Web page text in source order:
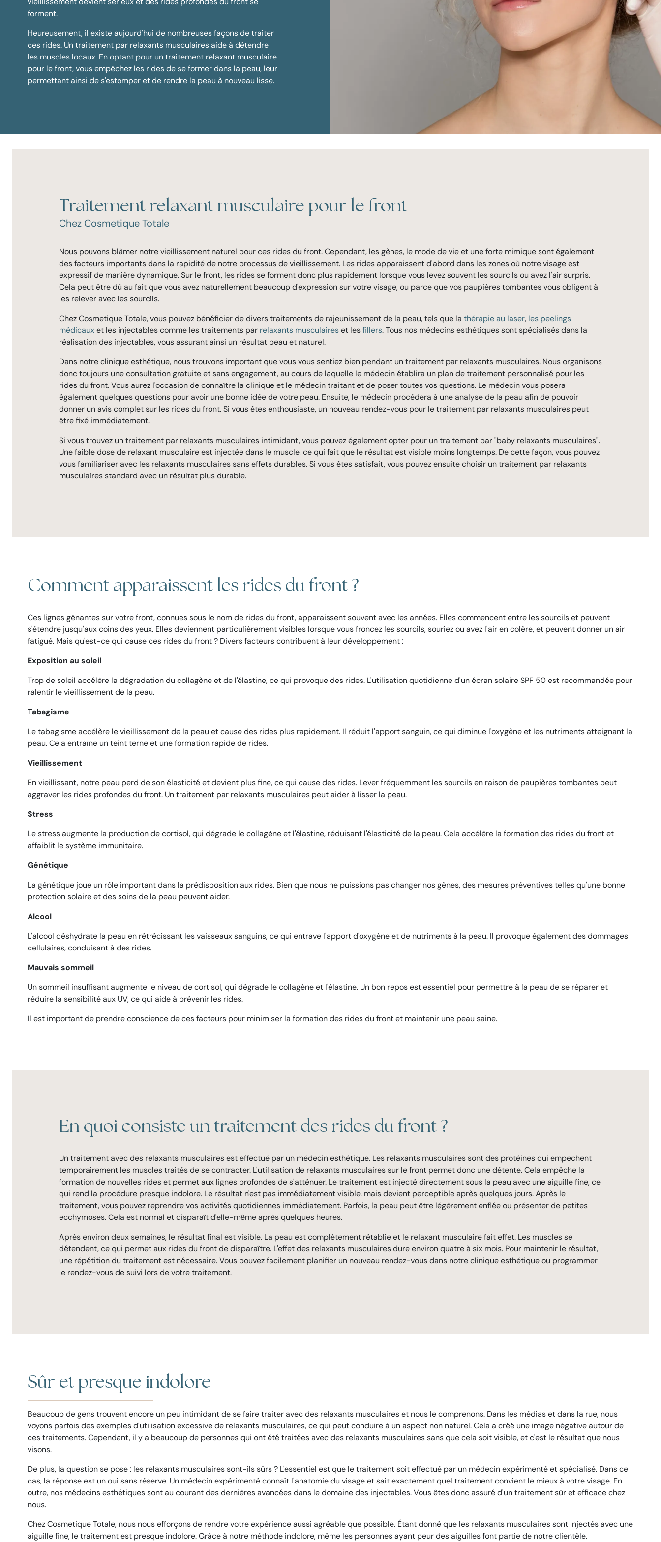
forment.
Heureusement, il existe aujourd'hui de nombreuses façons de traiter
ces rides. Un traitement par relaxants musculaires aide à détendre
les muscles locaux. En optant pour un traitement relaxant musculaire
pour le front, vous empêchez les rides de se former dans la peau, leur
permettant ainsi de s'estomper et de rendre la peau à nouveau lisse.
Traitement relaxant musculaire pour le front
Chez Cosmetique Totale
Nous pouvons blâmer notre vieillissement naturel pour ces rides du front. Cependant, les gènes, le mode de vie et une forte mimique sont également
des facteurs importants dans la rapidité de notre processus de vieillissement. Les rides apparaissent d'abord dans les zones où notre visage est
expressif de manière dynamique. Sur le front, les rides se forment donc plus rapidement lorsque vous levez souvent les sourcils ou avez l'air surpris.
Cela peut être dû au fait que vous avez naturellement beaucoup d'expression sur votre visage, ou parce que vos paupières tombantes vous obligent à
les relever avec les sourcils.
Chez Cosmetique Totale, vous pouvez bénéficier de divers traitements de rajeunissement de la peau, tels que la thérapie au laser, les peelings
médicauxet les injectables comme les traitements par relaxants musculaireset lesfillers. Tous nos médecins esthétiques sont spécialisés dans la
réalisation des injectables, vous assurant ainsi un résultat beau et naturel.
Dans notre clinique esthétique, nous trouvons important que vous vous sentiez bien pendant un traitement par relaxants musculaires. Nous organisons
donc toujours une consultation gratuite et sans engagement, au cours de laquelle le médecin établira un plan de traitement personnalisé pour les
rides du front. Vous aurez l'occasion de connaître la clinique et le médecin traitant et de poser toutes vos questions. Le médecin vous posera
également quelques questions pour avoir une bonne idée de votre peau. Ensuite, le médecin procédera à une analyse de la peau afin de pouvoir
donner un avis complet sur les rides du front. Si vous êtes enthousiaste, un nouveau rendez-vous pour le traitement par relaxants musculaires peut
être fixé immédiatement.
Si vous trouvez un traitement par relaxants musculaires intimidant, vous pouvez également opter pour un traitement par "baby relaxants musculaires".
Une faible dose de relaxant musculaire est injectée dans le muscle, ce qui fait que le résultat est visible moins longtemps. De cette façon, vous pouvez
vous familiariser avec les relaxants musculaires sans effets durables. Si vous êtes satisfait, vous pouvez ensuite choisir un traitement par relaxants
musculaires standard avec un résultat plus durable.
Comment apparaissent les rides du front ?
Ces lignes gênantes sur votre front, connues sous le nom de rides du front, apparaissent souvent avec les années. Elles commencent entre les sourcils et peuvent
s'étendre jusqu'aux coins des yeux. Elles deviennent particulièrement visibles lorsque vous froncez les sourcils, souriez ou avez l'air en colère, et peuvent donner un air
fatigué. Mais qu'est-ce qui cause ces rides du front ? Divers facteurs contribuent à leur développement :
Exposition au soleil
Trop de soleil accélère la dégradation du collagène et de l'élastine, ce qui provoque des rides. L'utilisation quotidienne d'un écran solaire SPF 50 est recommandée pour
ralentir le vieillissement de la peau.
Tabagisme
Le tabagisme accélère le vieillissement de la peau et cause des rides plus rapidement. Il réduit l'apport sanguin, ce qui diminue l'oxygène et les nutriments atteignant la
peau. Cela entraîne un teint terne et une formation rapide de rides.
Vieillissement
En vieillissant, notre peau perd de son élasticité et devient plus fine, ce qui cause des rides. Lever fréquemment les sourcils en raison de paupières tombantes peut
aggraver les rides profondes du front. Un traitement par relaxants musculaires peut aider à lisser la peau.
Stress
Le stress augmente la production de cortisol, qui dégrade le collagène et l'élastine, réduisant l'élasticité de la peau. Cela accélère la formation des rides du front et
affaiblit le système immunitaire.
Génétique
La génétique joue un rôle important dans la prédisposition aux rides. Bien que nous ne puissions pas changer nos gènes, des mesures préventives telles qu'une bonne
protection solaire et des soins de la peau peuvent aider.
Alcool
L'alcool déshydrate la peau en rétrécissant les vaisseaux sanguins, ce qui entrave l'apport d'oxygène et de nutriments à la peau. Il provoque également des dommages
cellulaires, conduisant à des rides.
Mauvais sommeil
Un sommeil insuffisant augmente le niveau de cortisol, qui dégrade le collagène et l'élastine. Un bon repos est essentiel pour permettre à la peau de se réparer et
réduire la sensibilité aux UV, ce qui aide à prévenir les rides.
Il est important de prendre conscience de ces facteurs pour minimiser la formation des rides du front et maintenir une peau saine.
En quoi consiste un traitement des rides du front ?
Un traitement avec des relaxants musculaires est effectué par un médecin esthétique. Les relaxants musculaires sont des protéines qui empêchent
temporairement les muscles traités de se contracter. L'utilisation de relaxants musculaires sur le front permet donc une détente. Cela empêche la
formation de nouvelles rides et permet aux lignes profondes de s'atténuer. Le traitement est injecté directement sous la peau avec une aiguille fine, ce
qui rend la procédure presque indolore. Le résultat n'est pas immédiatement visible, mais devient perceptible après quelques jours. Après le
traitement, vous pouvez reprendre vos activités quotidiennes immédiatement. Parfois, la peau peut être légèrement enflée ou présenter de petites
ecchymoses. Cela est normal et disparaît d'elle-même après quelques heures.
Après environ deux semaines, le résultat final est visible. La peau est complètement rétablie et le relaxant musculaire fait effet. Les muscles se
détendent, ce qui permet aux rides du front de disparaître. L'effet des relaxants musculaires dure environ quatre à six mois. Pour maintenir le résultat,
une répétition du traitement est nécessaire. Vous pouvez facilement planifier un nouveau rendez-vous dans notre clinique esthétique ou programmer
le rendez-vous de suivi lors de votre traitement.
Sûr et presque indolore
Beaucoup de gens trouvent encore un peu intimidant de se faire traiter avec des relaxants musculaires et nous le comprenons. Dans les médias et dans la rue, nous
voyons parfois des exemples d'utilisation excessive de relaxants musculaires, ce qui peut conduire à un aspect non naturel. Cela a créé une image négative autour de
ces traitements. Cependant, il y a beaucoup de personnes qui ont été traitées avec des relaxants musculaires sans que cela soit visible, et c'est le résultat que nous
visons.
De plus, la question se pose : les relaxants musculaires sont-ils sûrs ? L'essentiel est que le traitement soit effectué par un médecin expérimenté et spécialisé. Dans ce
cas, la réponse est un oui sans réserve. Un médecin expérimenté connaît l'anatomie du visage et sait exactement quel traitement convient le mieux à votre visage. En
outre, nos médecins esthétiques sont au courant des dernières avancées dans le domaine des injectables. Vous êtes donc assuré d'un traitement sûr et efficace chez
nous.
Chez Cosmetique Totale, nous nous efforçons de rendre votre expérience aussi agréable que possible. Étant donné que les relaxants musculaires sont injectés avec une
aiguille fine, le traitement est presque indolore. Grâce à notre méthode indolore, même les personnes ayant peur des aiguilles font partie de notre clientèle.